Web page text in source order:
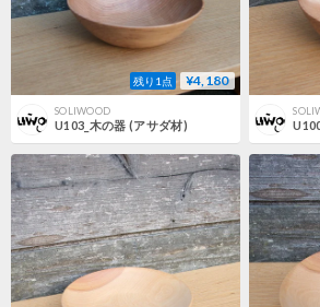
残り1点 ¥4,180
SOLIWOOD
U103_木の器 (アサダ材)